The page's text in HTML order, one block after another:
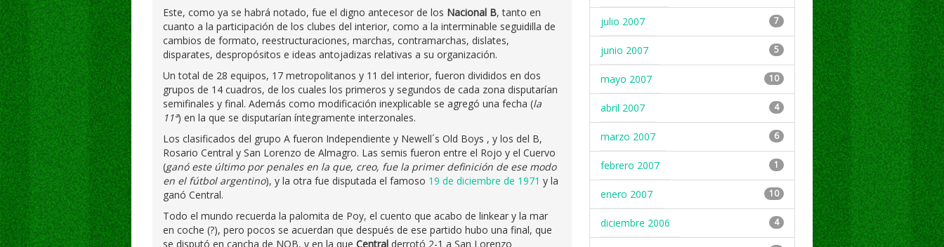
Este, como ya se habrá notado, fue el digno antecesor de los Nacional B, tanto en
cuanto a la participación de los clubes del interior, como a la interminable seguidilla de
cambios de formato, reestructuraciones, marchas, contramarchas, dislates,
disparates, despropósitos e ideas antojadizas relativas a su organización.
Un total de 28 equipos, 17 metropolitanos y 11 del interior, fueron divididos en dos
grupos de 14 cuadros, de los cuales los primeros y segundos de cada zona disputarían
semifinales y final. Además como modificación inexplicable se agregó una fecha (la
11ª) en la que se disputarían íntegramente interzonales.
Los clasificados del grupo A fueron Independiente y Newell´s Old Boys , y los del B,
Rosario Central y San Lorenzo de Almagro. Las semis fueron entre el Rojo y el Cuervo
(ganó este último por penales en la que, creo, fue la primer definición de ese modo
en el fútbol argentino), y la otra fue disputada el famoso 19 de diciembre de 1971 y la
ganó Central.
Todo el mundo recuerda la palomita de Poy, el cuento que acabo de linkear y la mar
en coche (?), pero pocos se acuerdan que después de ese partido hubo una final, que
se disputó en cancha de NOB, y en la que Central derrotó 2-1 a San Lorenzo
julio 2007 7
junio 2007 5
mayo 2007 10
abril 2007 4
marzo 2007 6
febrero 2007 1
enero 2007 10
diciembre 2006 4